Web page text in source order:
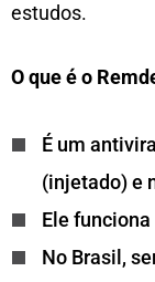
estudos.
O que é o
É um
(injetado) e
Ele
No Brasil,